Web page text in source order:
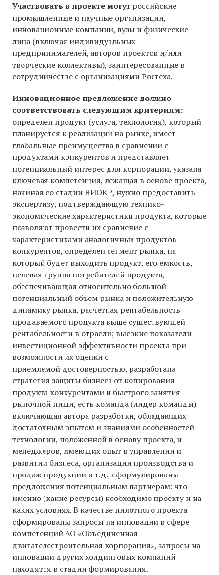
Участвовать в проекте могут российские
промышленные и научные организации,
инновационные компании, вузы и физические
лица (включая индивидуальных
предпринимателей, авторов проектов и/или
творческие коллективы), заинтересованные в
сотрудничестве с организациями Ростеха.
Инновационное предложение должно
соответствовать следующим критериям:
определен продукт (услуга, технология), который
планируется к реализации на рынке, имеет
глобальные преимущества в сравнении с
продуктами конкурентов и представляет
потенциальный интерес для корпорации, указана
ключевая компетенция, лежащая в основе проекта,
начиная со стадии НИОКР, нужно предоставить
экспертизу, подтверждающую технико-
экономические характеристики продукта, которые
позволяют провести их сравнение с
характеристиками аналогичных продуктов
конкурентов, определен сегмент рынка, на
который будет выходить продукт, его емкость,
целевая группа потребителей продукта,
обеспечивающая относительно большой
потенциальный объем рынка и положительную
динамику рынка, расчетная рентабельность
продаваемого продукта выше существующей
рентабельности в отрасли; высокие показатели
инвестиционной эффективности проекта при
возможности их оценки с
приемлемой достоверностью, разработана
стратегия защиты бизнеса от копирования
продукта конкурентами и быстрого занятия
рыночной ниши, есть команда (лидер команды),
включающая автора разработки, обладающих
достаточным опытом и знаниями особенностей
технологии, положенной в основу проекта, и
менеджеров, имеющих опыт в управлении и
развитии бизнеса, организации производства и
продаж продукции и т.д., сформулированы
предложения потенциальным партнерам: что
именно (какие ресурсы) необходимо проекту и на
каких условиях. В качестве пилотного проекта
сформированы запросы на инновации в сфере
компетенций АО «Объединенная
двигателестроительная корпорация», запросы на
инновации других холдинговых компаний
находятся в стадии формирования.